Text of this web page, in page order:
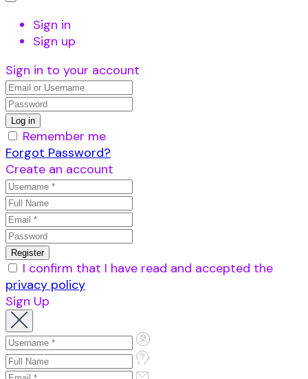
Sign in
Sign up
Sign in to your account
Remember me
Forgot Password?
Create an account
I confirm that I have read and accepted the
privacy policy
Sign Up